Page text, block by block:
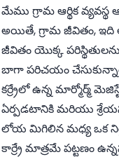
మేము గ్రామ ఆర్థిక
అయితే, గ్రామ జీవితం,
జీవితం యొక్క
బాగా పరిచయం
కర్ర్రేలో ఉన్న మార్మోర్మ్
ఏర్పడటానికి మరియు
లోయ మిగిలిన మధ్య ఒక
కార్ర్రే మాత్రమే పట్టణం